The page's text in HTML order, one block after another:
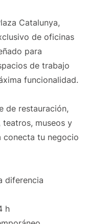
Catalunya,
de oficinas
para
de trabajo
funcionalidad.
de restauración,
museos y
conecta tu negocio
diferencia
h